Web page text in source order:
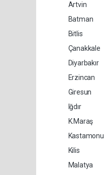
Artvin
Batman
Bitlis
Çanakkale
Diyarbakır
Erzincan
Giresun
Iğdır
K.Maraş
Kastamonu
Kilis
Malatya